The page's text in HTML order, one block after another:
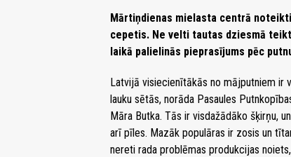
Mārtiņdienas mielasta centrā
cepetis. Ne velti tautas dziesmā
laikā palielinās pieprasījums pēc
Latvijā visiecienītākās no mājputniem ir
lauku sētās, norāda Pasaules
Māra Butka. Tās ir visdažādāko šķirņu,
arī pīles. Mazāk populāras ir zosis un
nereti rada problēmas produkcijas